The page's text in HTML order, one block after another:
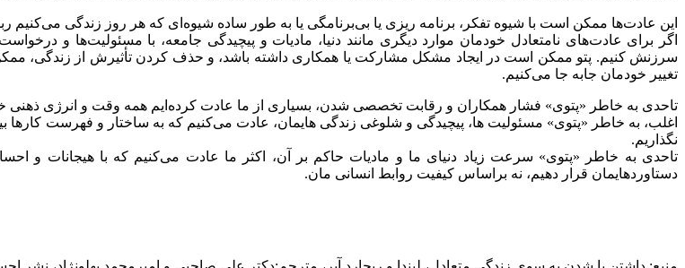
این عادت‌ها ممکن است با شیوه تفکر، برنامه ریزی یا بی‌برنامگی یا به طور ساده شیوه‌ای که هر روز زندگی می‌کنیم
اگر برای عادت‌های نامتعادل خودمان موارد دیگری مانند دنیا، مادیات و پیچیدگی جامعه، با مسئولیت‌ها و
سرزنش کنیم. پتو ممکن است در ایجاد مشکل مشارکت یا همکاری داشته باشد، و حذف کردن تأثیرش از زندگی،
تغییر خودمان جابه جا می‌کنیم.
تاحدی به خاطر «پتوی» فشار همکاران و رقابت تخصصی شدن، بسیاری از ما عادت کرده‌ایم همه وقت و انرژی ذهنی
اغلب، به خاطر «پتوی» مسئولیت ها، پیچیدگی و شلوغی زندگی هایمان، عادت می‌کنیم که به ساختار و فهرست کارها
نگذاریم.
تاحدی به خاطر «پتوی» سرعت زیاد دنیای ما و مادیات حاکم بر آن، اکثر ما عادت می‌کنیم که با هیجانات و
دستاوردهایمان قرار دهیم، نه براساس کیفیت روابط انسانی مان.